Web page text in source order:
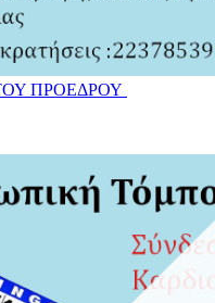
ΠΡΟΕΔΡΟΥ